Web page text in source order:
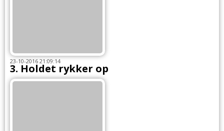
23-10-2016 21:09:14
3. Holdet rykker op